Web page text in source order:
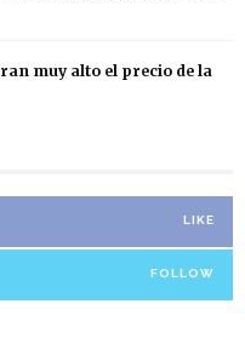
muy alto el precio de la
LIKE
FOLLOW